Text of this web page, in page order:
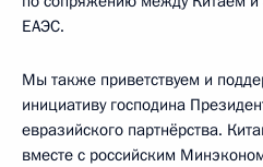
ЕАЭС.
Мы также приветствуем и
инициативу господина
евразийского партнёрства.
вместе с российским